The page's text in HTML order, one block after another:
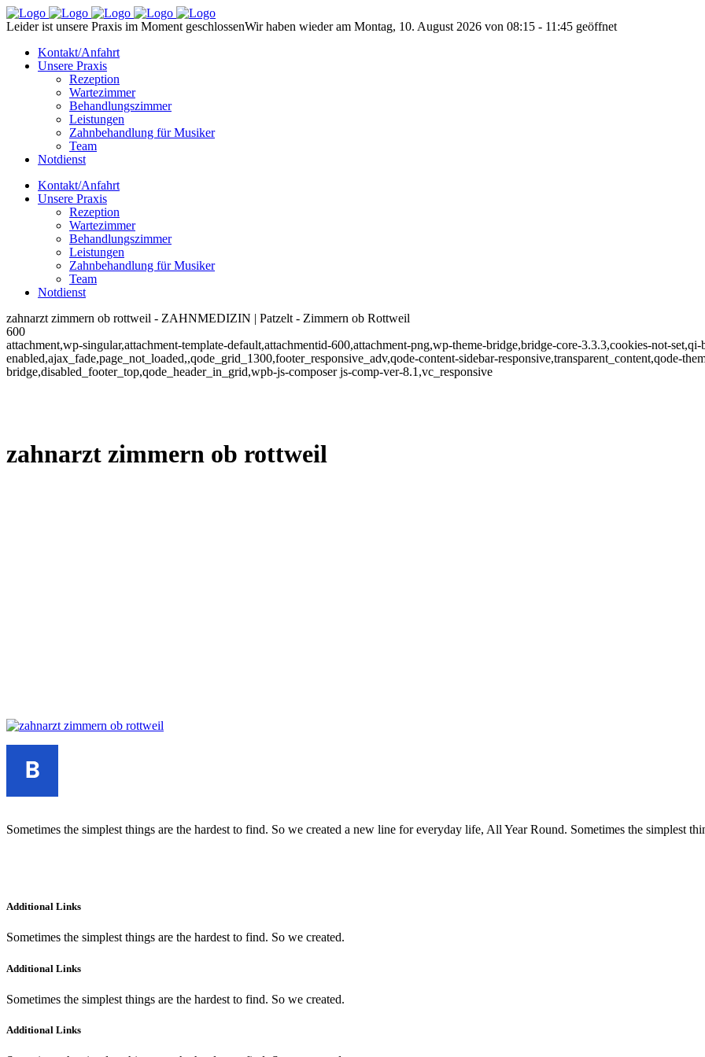
Leider ist unsere Praxis im Moment geschlossenWir haben wieder am Montag, 10. August 2026 von 08:15 - 11:45 geöffnet
Kontakt/Anfahrt
Unsere Praxis
Rezeption
Wartezimmer
Behandlungszimmer
Leistungen
Zahnbehandlung für Musiker
Team
Notdienst
Kontakt/Anfahrt
Unsere Praxis
Rezeption
Wartezimmer
Behandlungszimmer
Leistungen
Zahnbehandlung für Musiker
Team
Notdienst
zahnarzt zimmern ob rottweil - ZAHNMEDIZIN | Patzelt - Zimmern ob Rottweil
600
attachment,wp-singular,attachment-template-default,attachmentid-600,attachment-png,wp-theme-bridge,bridge-core-3.3.3,cookies-not-
enabled,ajax_fade,page_not_loaded,,qode_grid_1300,footer_responsive_adv,qode-content-sidebar-responsive,transparent_content,qode-
bridge,disabled_footer_top,qode_header_in_grid,wpb-js-composer js-comp-ver-8.1,vc_responsive
zahnarzt zimmern ob rottweil
Sometimes the simplest things are the hardest to find. So we created a new line for everyday life, All Year Round. Sometimes the simplest
Additional Links
Sometimes the simplest things are the hardest to find. So we created.
Additional Links
Sometimes the simplest things are the hardest to find. So we created.
Additional Links